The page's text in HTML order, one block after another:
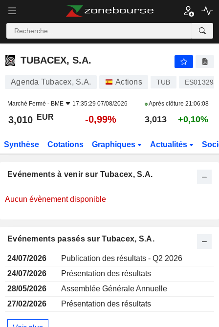
TUBACEX, S.A.
TUBACEX, S.A.
Agenda Tubacex, S.A. Actions TUB
Marché Fermé - BME 17:35:29 07/08/2026 Après clôture 21:06:08
3,010 EUR -0,99% 3,013 +0,10%
Synthèse Cotations Graphiques Actualités
Evénements à venir sur Tubacex, S.A.
Aucun évènement disponible
Evénements passés sur Tubacex, S.A.
24/07/2026
Publication des résultats - Q2 2026
24/07/2026
Présentation des résultats
28/05/2026
Assemblée Générale Annuelle
27/02/2026
Présentation des résultats